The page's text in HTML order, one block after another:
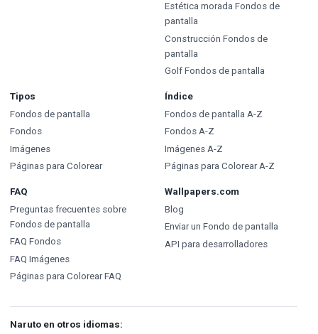
Estética morada Fondos de
pantalla
Construcción Fondos de
pantalla
Golf Fondos de pantalla
Tipos
Fondos de pantalla
Fondos
Imágenes
Páginas para Colorear
Índice
Fondos de pantalla A-Z
Fondos A-Z
Imágenes A-Z
Páginas para Colorear A-Z
FAQ
Preguntas frecuentes sobre
Fondos de pantalla
FAQ Fondos
FAQ Imágenes
Páginas para Colorear FAQ
Wallpapers.com
Blog
Enviar un Fondo de pantalla
API para desarrolladores
Naruto en otros idiomas: